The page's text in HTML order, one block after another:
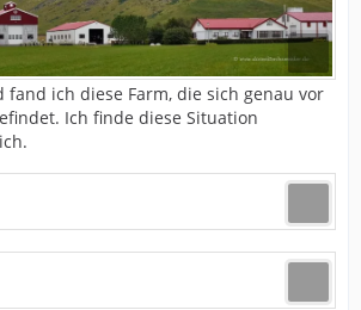
fand ich diese Farm, die sich genau vor
Ich finde diese Situation